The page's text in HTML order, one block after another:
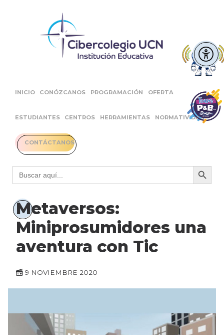
INICIO CONÓZCANOS PROGRAMACIÓN OFERTA
ESTUDIANTES CENTROS HERRAMIENTAS NORMATIVIDAD
CONTÁCTANOS
Buscar: Botón
Metaversos:
Miniprosumidores una
aventura con Tic
9 NOVIEMBRE 2020